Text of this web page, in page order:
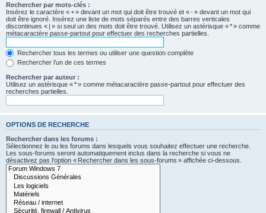
Rechercher par mots-clés :
Insérez le caractère « + » devant un mot qui doit être trouvé et « - » devant un mot qui
doit être ignoré. Insérez une liste de mots séparés entre des barres verticales
discontinues « | » si seul un des mots doit être trouvé. Utilisez un astérisque « * » comme
métacaractère passe-partout pour effectuer des recherches partielles.
Rechercher tous les termes ou utiliser une question complète
Rechercher l’un de ces termes
Rechercher par auteur :
Utilisez un astérisque « * » comme métacaractère passe-partout pour effectuer des
recherches partielles.
OPTIONS DE RECHERCHE
Rechercher dans les forums :
Sélectionnez le ou les forums dans lesquels vous souhaitez effectuer une recherche.
Les sous-forums seront automatiquement inclus dans la recherche si vous ne
désactivez pas l’option « Rechercher dans les sous-forums » affichée ci-dessous.